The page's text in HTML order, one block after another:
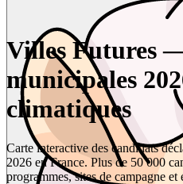
Villes Futures
municipales
climatiques
Carte interactive des candidats
2026 en France. Plus de 50 000
programmes, sites de campagne